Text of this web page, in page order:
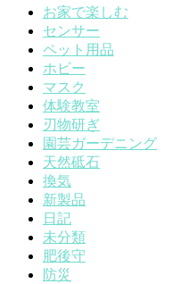
お家で楽しむ
センサー
ペット用品
ホビー
マスク
体験教室
刃物研ぎ
園芸ガーデニング
天然砥石
換気
新製品
日記
未分類
肥後守
防災